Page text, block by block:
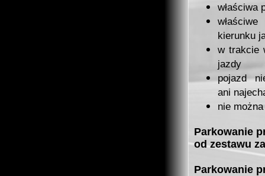
właściwa
kierunku
w trakcie
jazdy
pojazd
ani
nie
Parkowanie
od zestawu
Parkowanie